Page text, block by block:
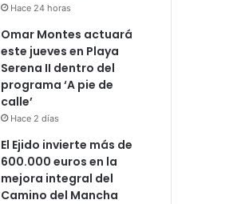
Hace 24 horas
Omar Montes actuará
este jueves en Playa
Serena II dentro del
programa ‘A pie de
calle’
Hace 2 días
El Ejido invierte más de
600.000 euros en la
mejora integral del
Camino del Mancha